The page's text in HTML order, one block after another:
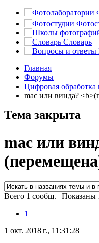
Словарь
Главная
Форумы
Цифровая обработка
mac или винда?
Тема закрыта
mac или
Всего 1 сообщ. | Показаны
1
1 окт. 2018 г., 11:31:28